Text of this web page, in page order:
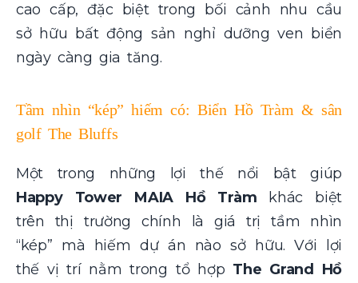
cao cấp, đặc biệt trong bối cảnh nhu cầu
sở hữu bất động sản nghỉ dưỡng ven biển
ngày càng gia tăng.
Tầm nhìn “kép” hiếm có: Biển Hồ Tràm & sân
golf The Bluffs
Một trong những lợi thế nổi bật giúp
Happy Tower MAIA Hồ Tràm khác biệt
trên thị trường chính là giá trị tầm nhìn
“kép” mà hiếm dự án nào sở hữu. Với lợi
thế vị trí nằm trong tổ hợp The Grand Hồ